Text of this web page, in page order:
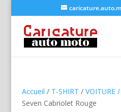
Accueil / T-SHIRT / VOITURE
Seven Cabriolet Rouge